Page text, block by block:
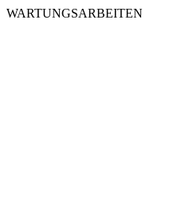
WARTUNGSARBEITEN